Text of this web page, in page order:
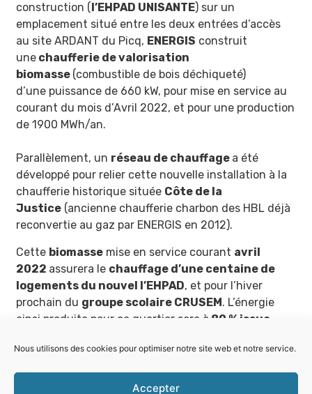
Nous utilisons des cookies pour optimiser notre site web et notre service.
Accepter
construction ( l’EHPAD UNISANTE) sur un
emplacement situé entre les deux entrées d’accès
au site ARDANT du Picq, ENERGIS construit
une chaufferie de valorisation
biomasse (combustible de bois déchiqueté)
d’une puissance de 660 kW, pour mise en service au
courant du mois d’Avril 2022, et pour une production
de 1900 MWh/an.
Parallèlement, un réseau de chauffage a été
développé pour relier cette nouvelle installation à la
chaufferie historique située Côte de la
Justice (ancienne chaufferie charbon des HBL déjà
reconvertie au gaz par ENERGIS en 2012).
Cette biomasse mise en service courant avril
2022 assurera le chauffage d’une centaine de
logements du nouvel l’EHPAD, et pour l’hiver
prochain du groupe scolaire CRUSEM. L’énergie
ainsi produite pour ce quartier sera à 80 % issue
réflexion plus globale que nous avons sur les autres